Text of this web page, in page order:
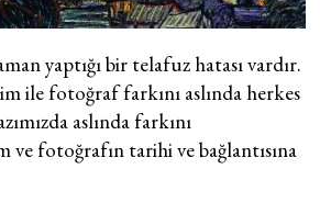
yaptığı bir telafuz hatası vardır.
ile fotoğraf farkını aslında herkes
aslında farkını
ve fotoğrafın tarihi ve bağlantısına